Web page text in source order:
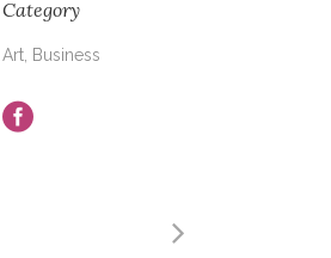
Category
Art, Business